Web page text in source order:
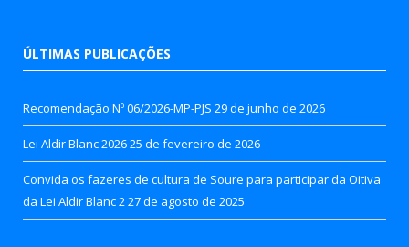
ÚLTIMAS PUBLICAÇÕES
Recomendação Nº 06/2026-MP-PJS 29 de junho de 2026
Lei Aldir Blanc 202625 de fevereiro de 2026
Convida os fazeres de cultura de Soure para participar da Oitiva
da Lei Aldir Blanc 2 27 de agosto de 2025